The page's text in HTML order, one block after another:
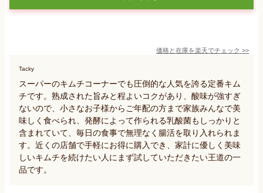
価格と在庫を楽天でチェック >>
Tacky
スーパーのキムチコーナーでも圧倒的な人気を誇る定番キム
チです。熟成された旨みと程よいコクがあり、酸味が強すぎ
ないので、小さなお子様からご年配の方まで家族みんなで美
味しく食べられ、発酵によって作られる乳酸菌もしっかりと
含まれていて、毎日の食事で無理なく腸活を取り入れられま
す。近くの店舗で手軽にお得に購入でき、家計に優しく美味
しいキムチを続けたい人にまず試していただきたい王道の一
品です。